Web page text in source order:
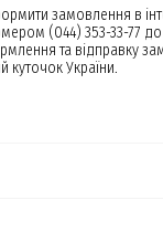
замовлення в
(044) 353-33-77 до
та відправку
куточок України.